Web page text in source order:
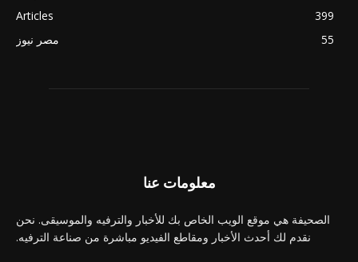
Articles
399
مصر نيوز
55
معلومات عنا
الصحيفة هي موقع الويب الخاص بك للأخبار والترفيه والموسيقى. نحن
نقدم لك أحدث الأخبار ومقاطع الفيديو مباشرة من صناعة الترفيه.